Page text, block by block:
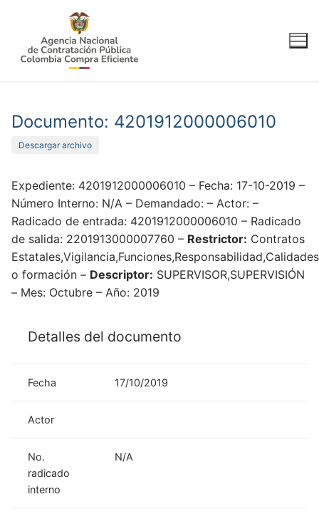
contenido
Documento: 4201912000006010
Descargar archivo
Expediente: 4201912000006010 – Fecha: 17-10-2019 –
Número Interno: N/A – Demandado: – Actor: –
Radicado de entrada: 4201912000006010 – Radicado
de salida: 2201913000007760 – Restrictor: Contratos
Estatales,Vigilancia,Funciones,Responsabilidad,Calidades
o formación – Descriptor: SUPERVISOR,SUPERVISIÓN
– Mes: Octubre – Año: 2019
Detalles del documento
Fecha 17/10/2019
Actor
No.
radicado
interno
N/A